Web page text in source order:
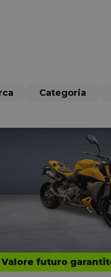
Categoria
Valore futuro